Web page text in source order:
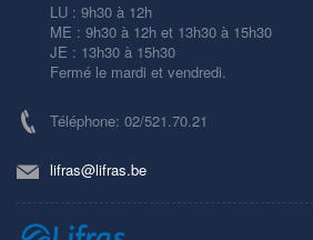
LU : 9h30 à 12h
ME : 9h30 à 12h et 13h30 à 15h30
JE : 13h30 à 15h30
Fermé le mardi et vendredi.
Téléphone: 02/521.70.21
lifras@lifras.be